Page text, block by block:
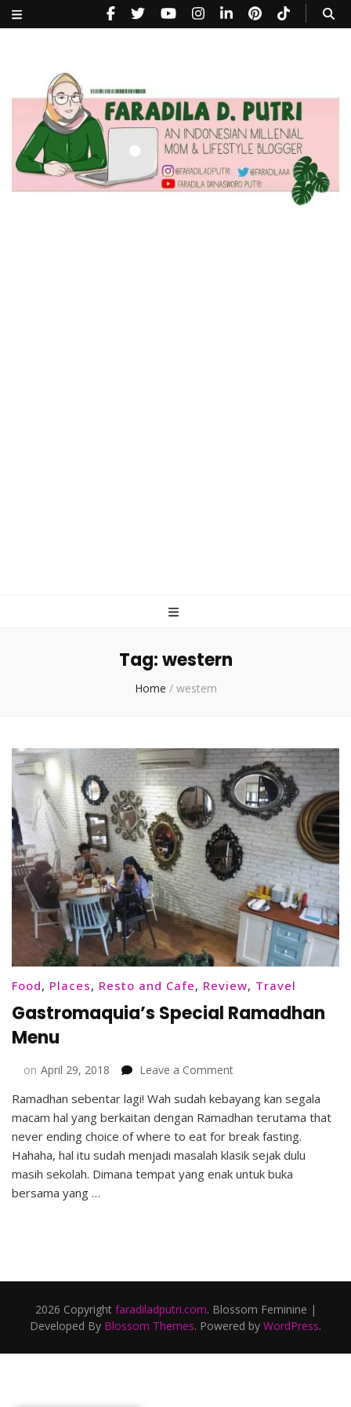
Tag:western
Home / western
Food, Places, Resto and Cafe, Review, Travel
Gastromaquia’s Special Ramadhan
Menu
on April 29, 2018 Leave a Commenton
Special
Ramadhan
Menu
Ramadhan sebentar lagi! Wah sudah kebayang kan segala
macam hal yang berkaitan dengan Ramadhan terutama that
never ending choice of where to eat for break fasting.
Hahaha, hal itu sudah menjadi masalah klasik sejak dulu
masih sekolah. Dimana tempat yang enak untuk buka
bersama yang …
2026 Copyright faradiladputri.com. Blossom Feminine |
Developed By Blossom Themes. Powered by WordPress.